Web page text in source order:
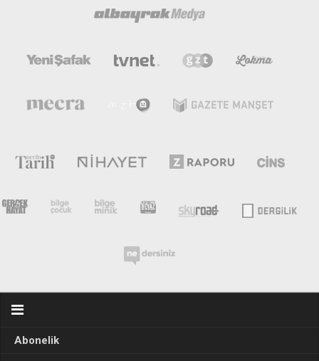
Abonelik